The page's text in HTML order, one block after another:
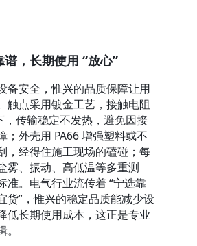
谱，长期使用 “放心”
备安全，惟兴的品质保障让用
触点采用镀金工艺，接触电阻
传输稳定不发热，避免因接
；外壳用 PA66 增强塑料或不
，经得住施工现场的磕碰；每
雾、振动、高低温等多重测
准。电气行业流传着 “宁选靠
货”，惟兴的稳定品质能减少设
低长期使用成本，这正是专业